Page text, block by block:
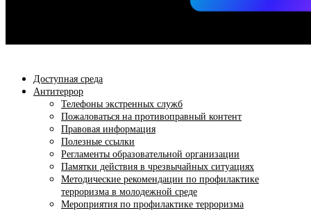
Доступная среда
Антитеррор
Телефоны экстренных служб
Пожаловаться на противоправный контент
Правовая информация
Полезные ссылки
Регламенты образовательной организации
Памятки действия в чрезвычайных ситуациях
Методические рекомендации по профилактике
терроризма в молодежной среде
Мероприятия по профилактике терроризма